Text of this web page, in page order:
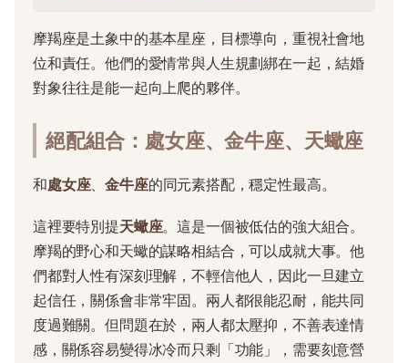
摩羯座是土象中的基本星座，目標導向，重視社會地
位和責任。他們的愛情常與人生規劃綁在一起，結婚
對象往往是能一起向上爬的夥伴。
絕配組合：處女座、金牛座、天蠍座
和處女座、金牛座的同元素搭配，穩定性最高。
這裡要特別提天蠍座。這是一個被低估的強大組合。
摩羯的野心和天蠍的謀略相結合，可以成就大事。他
們都對人性有深刻理解，不輕信他人，因此一旦建立
起信任，關係會非常牢固。兩人都很能忍耐，能共同
度過難關。但問題在於，兩人都太壓抑，不善表達情
感，關係容易變得冰冷而只剩「功能」，需要刻意營